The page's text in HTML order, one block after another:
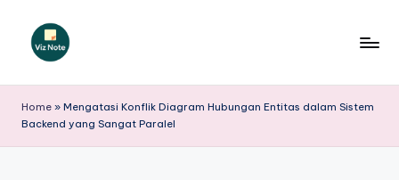
iz
N
Home » Mengatasi Konflik Diagram Hubungan Entitas dalam Sistem
Backend yang Sangat Paralel